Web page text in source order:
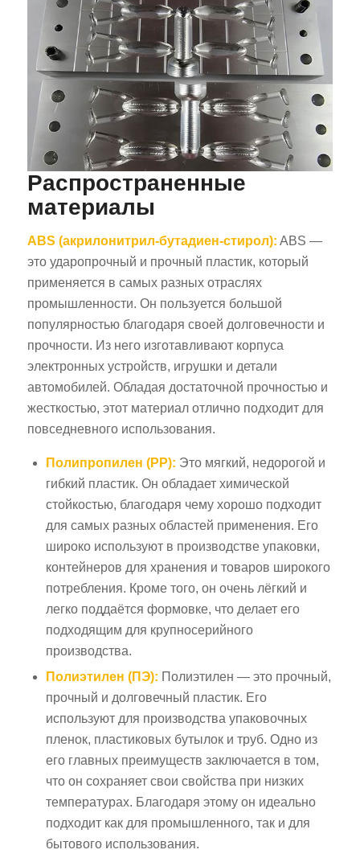
Распространенные
материалы
ABS (акрилонитрил-бутадиен-стирол): ABS —
это ударопрочный и прочный пластик, который
применяется в самых разных отраслях
промышленности. Он пользуется большой
популярностью благодаря своей долговечности и
прочности. Из него изготавливают корпуса
электронных устройств, игрушки и детали
автомобилей. Обладая достаточной прочностью и
жесткостью, этот материал отлично подходит для
повседневного использования.
Полипропилен (PP): Это мягкий, недорогой и
гибкий пластик. Он обладает химической
стойкостью, благодаря чему хорошо подходит
для самых разных областей применения. Его
широко используют в производстве упаковки,
контейнеров для хранения и товаров широкого
потребления. Кроме того, он очень лёгкий и
легко поддаётся формовке, что делает его
подходящим для крупносерийного
производства.
Полиэтилен (ПЭ): Полиэтилен — это прочный,
прочный и долговечный пластик. Его
используют для производства упаковочных
пленок, пластиковых бутылок и труб. Одно из
его главных преимуществ заключается в том,
что он сохраняет свои свойства при низких
температурах. Благодаря этому он идеально
подходит как для промышленного, так и для
бытового использования.